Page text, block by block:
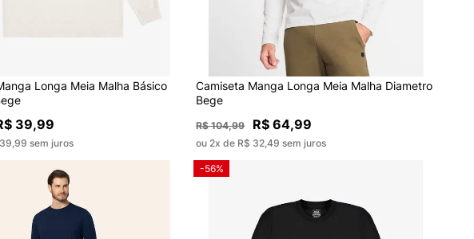
Longa Meia Malha Básico
39,99
sem juros
Camiseta Manga Longa Meia Malha Diametro
Bege
R$ 104,99 R$ 64,99
ou 2x de R$ 32,49 sem juros
-56%